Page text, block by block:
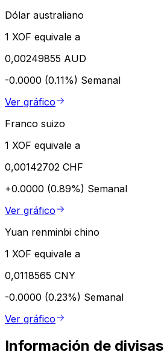
Dólar australiano
1 XOF equivale a
0,00249855 AUD
-0.0000 (0.11%) Semanal
Ver gráfico
Franco suizo
1 XOF equivale a
0,00142702 CHF
+0.0000 (0.89%) Semanal
Ver gráfico
Yuan renminbi chino
1 XOF equivale a
0,0118565 CNY
-0.0000 (0.23%) Semanal
Ver gráfico
Información de divisas